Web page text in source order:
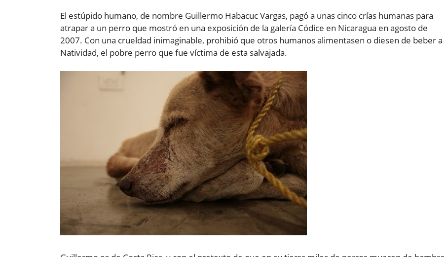
El estúpido humano, de nombre Guillermo Habacuc Vargas, pagó a unas cinco crías humanas para
atrapar a un perro que mostró en una exposición de la galería Códice en Nicaragua en agosto de
2007. Con una crueldad inimaginable, prohibió que otros humanos alimentasen o diesen de beber a
Natividad, el pobre perro que fue víctima de esta salvajada.